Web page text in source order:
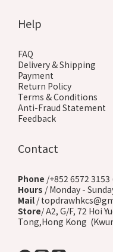
Help
FAQ
Delivery & Shipping
Payment
Return Policy
Terms & Conditions
Anti-Fraud Statement
Feedback
Contact
Phone /+852 6572
Hours / Monday -
Mail /
Store/ A2, G/F, 72 Hoi
Tong,Hong Kong